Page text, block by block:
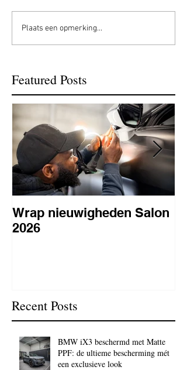
Plaats een opmerking...
Featured Posts
Wrap nieuwigheden Salon
2026
Recent Posts
BMW iX3 beschermd met Matte
PPF: de ultieme bescherming mét
een exclusieve look